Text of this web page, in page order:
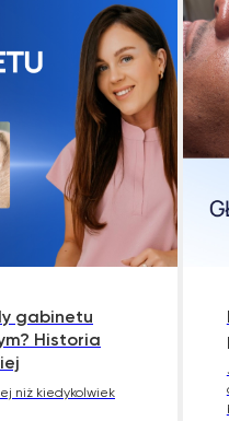
gabinetu
Historia
niż kiedykolwiek